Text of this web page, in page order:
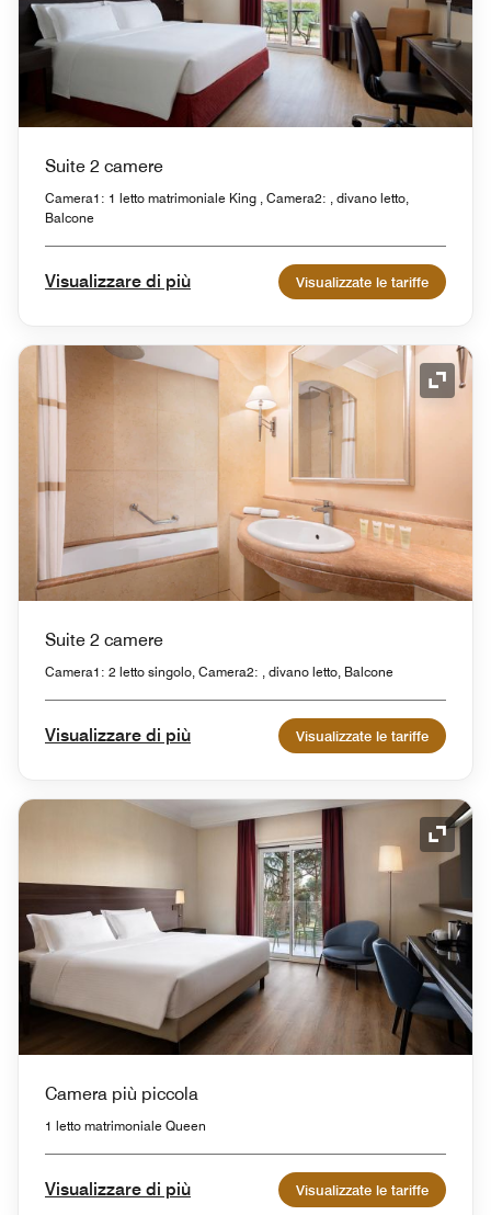
Suite 2 camere
Camera1: 1 letto matrimoniale King , Camera2: , divano letto,
Balcone
Visualizzare di più Visualizzate le tariffe
Icona
Suite 2 camere
Camera1: 2 letto singolo, Camera2: , divano letto, Balcone
Visualizzare di più Visualizzate le tariffe
Icona
Camera più piccola
1 letto matrimoniale Queen
Visualizzare di più Visualizzate le tariffe